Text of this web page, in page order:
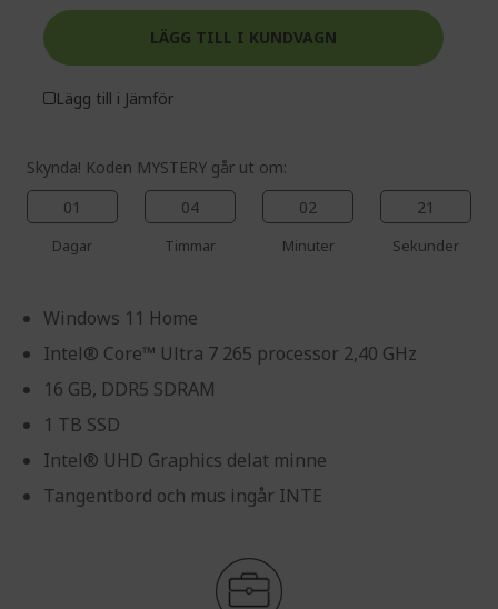
Skynda! Koden MYSTERY går ut om:
01
Dagar
04
Timmar
02
Minuter
20
Sekunder
Windows 11 Home
Intel® Core™ Ultra 7 265 processor 2,40 GHz
16 GB, DDR5 SDRAM
1 TB SSD
Intel® UHD Graphics delat minne
Tangentbord och mus ingår INTE
LÄGG TILL I KUNDVAGN
Lägg till i Jämför